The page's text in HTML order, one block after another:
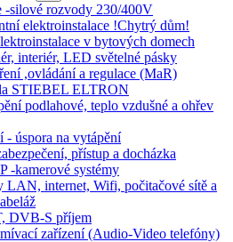
-silové rozvody 230/400V
elektroinstalace !Chytrý dům!
v bytových domech
interiér, LED světelné pásky
,ovládání a regulace (MaR)
STIEBEL ELTRON
podlahové, teplo vzdušné a ohřev
- úspora na vytápění
přístup a docházka
-kamerové systémy
LAN, internet, Wifi, počitačové sítě a
DVB-S příjem
zařízení (Audio-Video telefóny)